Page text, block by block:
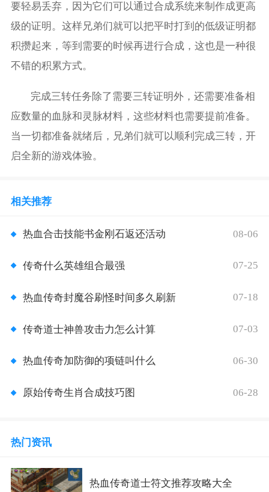
要轻易丢弃，因为它们可以通过合成系统来制作成更高
级的证明。这样兄弟们就可以把平时打到的低级证明都
积攒起来，等到需要的时候再进行合成，这也是一种很
不错的积累方式。
完成三转任务除了需要三转证明外，还需要准备相
应数量的血脉和灵脉材料，这些材料也需要提前准备。
当一切都准备就绪后，兄弟们就可以顺利完成三转，开
启全新的游戏体验。
相关推荐
热血合击技能书金刚石返还活动 08-06
传奇什么英雄组合最强 07-25
热血传奇封魔谷刷怪时间多久刷新 07-18
传奇道士神兽攻击力怎么计算 07-03
热血传奇加防御的项链叫什么 06-30
原始传奇生肖合成技巧图 06-28
热门资讯
热血传奇道士符文推荐攻略大全